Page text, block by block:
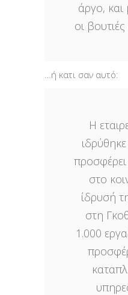
άργο,
οι
…ή κατι σαν αυτό:
Η
προσφέρει
στο
ίδρυσή
στη
1.000